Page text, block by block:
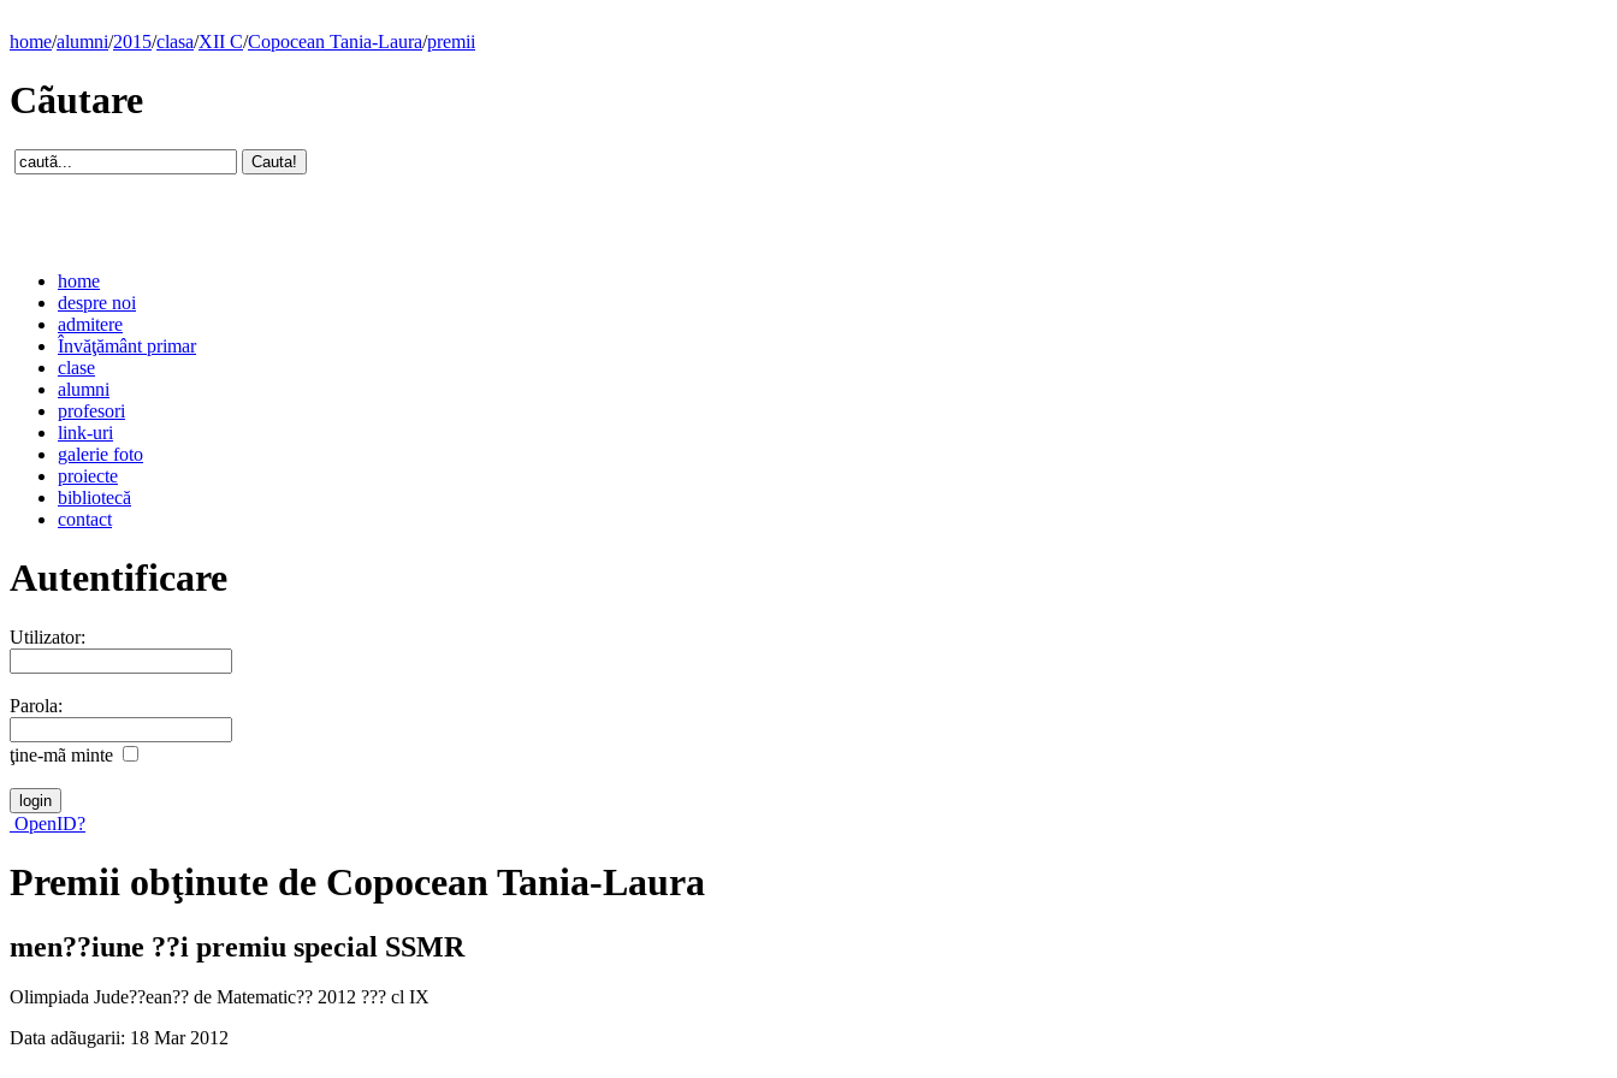
home/alumni/2015/clasa/XII C/Copocean Tania-Laura/premii
Cãutare
home
despre noi
admitere
Învăţământ primar
clase
alumni
profesori
link-uri
galerie foto
proiecte
bibliotecă
contact
Autentificare
Utilizator:
Parola:
ţine-mã minte
OpenID?
Premii obţinute de Copocean Tania-Laura
men??iune ??i premiu special SSMR
Olimpiada Jude??ean?? de Matematic?? 2012 ??? cl IX
Data adãugarii: 18 Mar 2012